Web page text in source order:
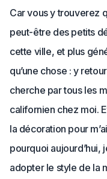
Car vous y trouverez
peut-être des petits
cette ville, et plus
qu’une chose : y
cherche par tous les
californien chez moi.
la décoration pour
pourquoi aujourd’hui,
adopter le style de la